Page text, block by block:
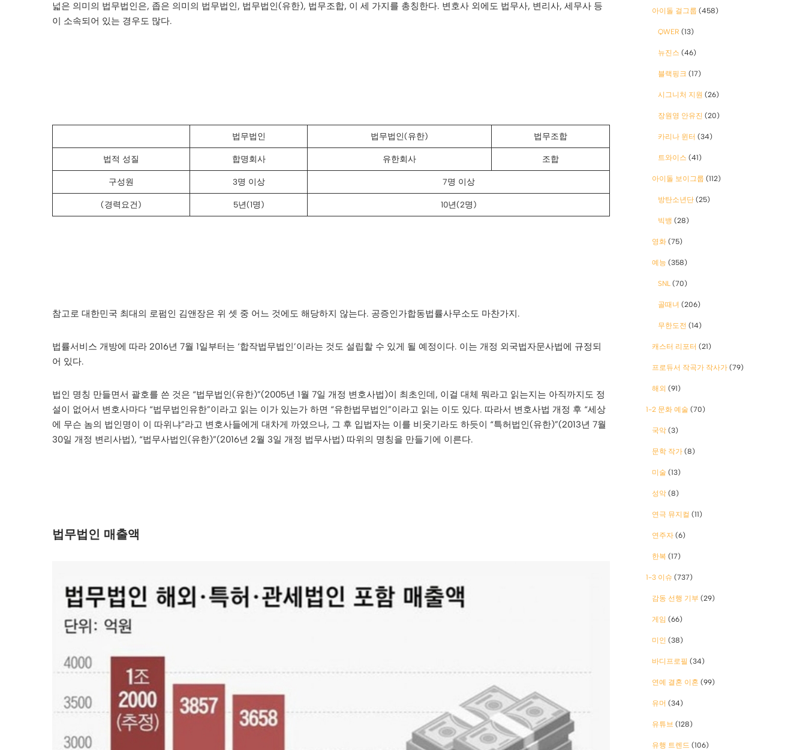
넓은 의미의 법무법인은, 좁은 의미의 법무법인, 법무법인(유한), 법무조합, 이 세 가지를 총칭한다. 변호사 외에도 법무사, 변리사, 세무사 등
이 소속되어 있는 경우도 많다.
법무법인 법무법인(유한) 법무조합
법적 성질 합명회사 유한회사 조합
구성원 3명 이상 7명 이상
(경력요건) 5년(1명) 10년(2명)
참고로 대한민국 최대의 로펌인 김앤장은 위 셋 중 어느 것에도 해당하지 않는다. 공증인가합동법률사무소도 마찬가지.
법률서비스 개방에 따라 2016년 7월 1일부터는 ‘합작법무법인’이라는 것도 설립할 수 있게 될 예정이다. 이는 개정 외국법자문사법에 규정되
어 있다.
법인 명칭 만들면서 괄호를 쓴 것은 “법무법인(유한)”(2005년 1월 7일 개정 변호사법)이 최초인데, 이걸 대체 뭐라고 읽는지는 아직까지도 정
설이 없어서 변호사마다 “법무법인유한”이라고 읽는 이가 있는가 하면 “유한법무법인”이라고 읽는 이도 있다. 따라서 변호사법 개정 후 “세상
에 무슨 놈의 법인명이 이 따위냐”라고 변호사들에게 대차게 까였으나, 그 후 입법자는 이를 비웃기라도 하듯이 “특허법인(유한)”(2013년 7월
30일 개정 변리사법), “법무사법인(유한)”(2016년 2월 3일 개정 법무사법) 따위의 명칭을 만들기에 이른다.
법무법인 매출액
아이돌 걸그룹 (458)
QWER (13)
뉴진스 (46)
블랙핑크 (17)
시그니처 지원 (26)
장원영 안유진 (20)
카리나 윈터 (34)
트와이스 (41)
아이돌 보이그룹 (112)
방탄소년단 (25)
빅뱅 (28)
영화 (75)
예능 (358)
SNL (70)
골때녀 (206)
무한도전 (14)
캐스터 리포터 (21)
프로듀서 작곡가 작사가 (79)
해외 (91)
1-2 문화 예술 (70)
국악 (3)
문학 작가 (8)
미술 (13)
성악 (8)
연극 뮤지컬 (11)
연주자 (6)
한복 (17)
1-3 이슈 (737)
감동 선행 기부 (29)
게임 (66)
미인 (38)
바디프로필 (34)
연예 결혼 이혼 (99)
유머 (34)
유튜브 (128)
유행 트렌드 (106)